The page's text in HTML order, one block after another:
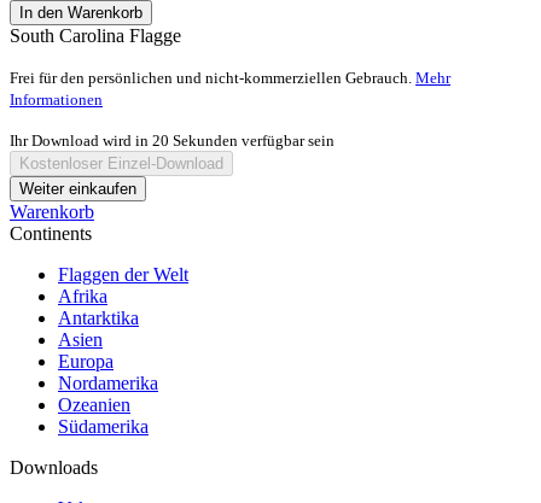
In den Warenkorb
South Carolina Flagge
Frei für den persönlichen und nicht-kommerziellen Gebrauch. Mehr
Informationen
Ihr Download wird in 20 Sekunden verfügbar sein
Kostenloser Einzel-Download
Weiter einkaufen
Warenkorb
Continents
Flaggen der Welt
Afrika
Antarktika
Asien
Europa
Nordamerika
Ozeanien
Südamerika
Downloads